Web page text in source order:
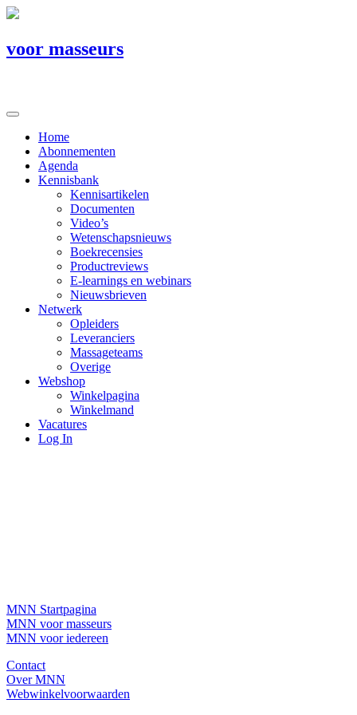
voor masseurs
Home
Abonnementen
Agenda
Kennisbank
Kennisartikelen
Documenten
Video’s
Wetenschapsnieuws
Boekrecensies
Productreviews
E-learnings en webinars
Nieuwsbrieven
Netwerk
Opleiders
Leveranciers
Massageteams
Overige
Webshop
Winkelpagina
Winkelmand
Vacatures
Log In
MNN Startpagina
MNN voor masseurs
MNN voor iedereen
Contact
Over MNN
Webwinkelvoorwaarden